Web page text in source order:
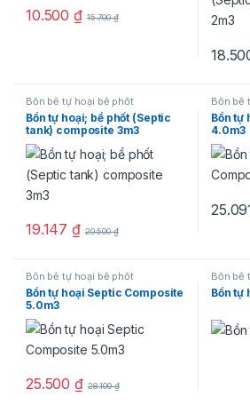
10.500₫ 15.700₫
Bồn bể tự hoại bể phốt
Bồn tự hoại; bể phốt (Septic
tank) composite 3m3
19.147₫ 20.500₫
Bồn bể
Bồn tự
4.0m3
Bồn bể tự hoại bể phốt
Bồn tự hoại Septic Composite
5.0m3
25.500₫ 28.100₫
Bồn bể
Bồn tự